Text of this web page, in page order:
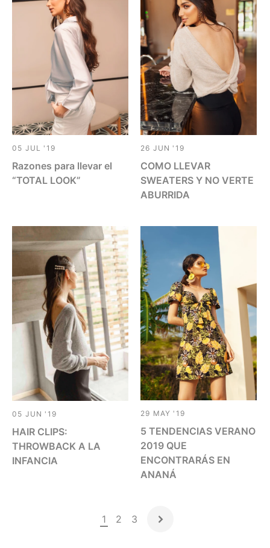
05 JUL '19
Razones para llevar el
“TOTAL LOOK”
26 JUN '19
COMO LLEVAR
SWEATERS Y NO VERTE
ABURRIDA
05 JUN '19
HAIR CLIPS:
THROWBACK A LA
INFANCIA
29 MAY '19
5 TENDENCIAS VERANO
2019 QUE
ENCONTRARÁS EN
ANANÁ
1 2 3